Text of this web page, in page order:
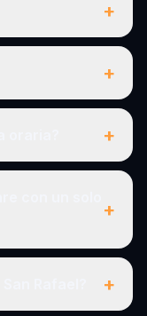
+
+
+
+
+